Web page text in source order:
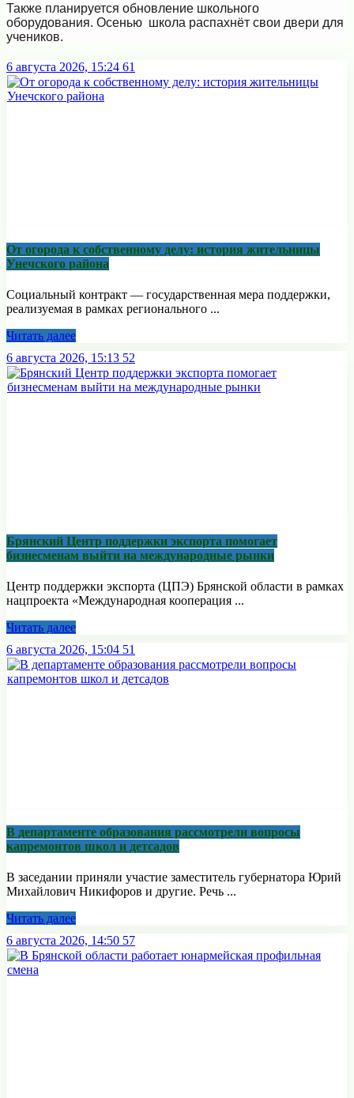
Также планируется обновление школьного
оборудования. Осенью школа распахнёт свои двери для
учеников.
6 августа 2026, 15:24 61
От огорода к собственному делу: история жительницы
Унечского района
Социальный контракт — государственная мера поддержки,
реализуемая в рамках регионального ...
Читать далее
6 августа 2026, 15:13 52
Брянский Центр поддержки экспорта помогает
бизнесменам выйти на международные рынки
Центр поддержки экспорта (ЦПЭ) Брянской области в рамках
нацпроекта «Международная кооперация ...
Читать далее
6 августа 2026, 15:04 51
В департаменте образования рассмотрели вопросы
капремонтов школ и детсадов
В заседании приняли участие заместитель губернатора Юрий
Михайлович Никифоров и другие. Речь ...
Читать далее
6 августа 2026, 14:50 57